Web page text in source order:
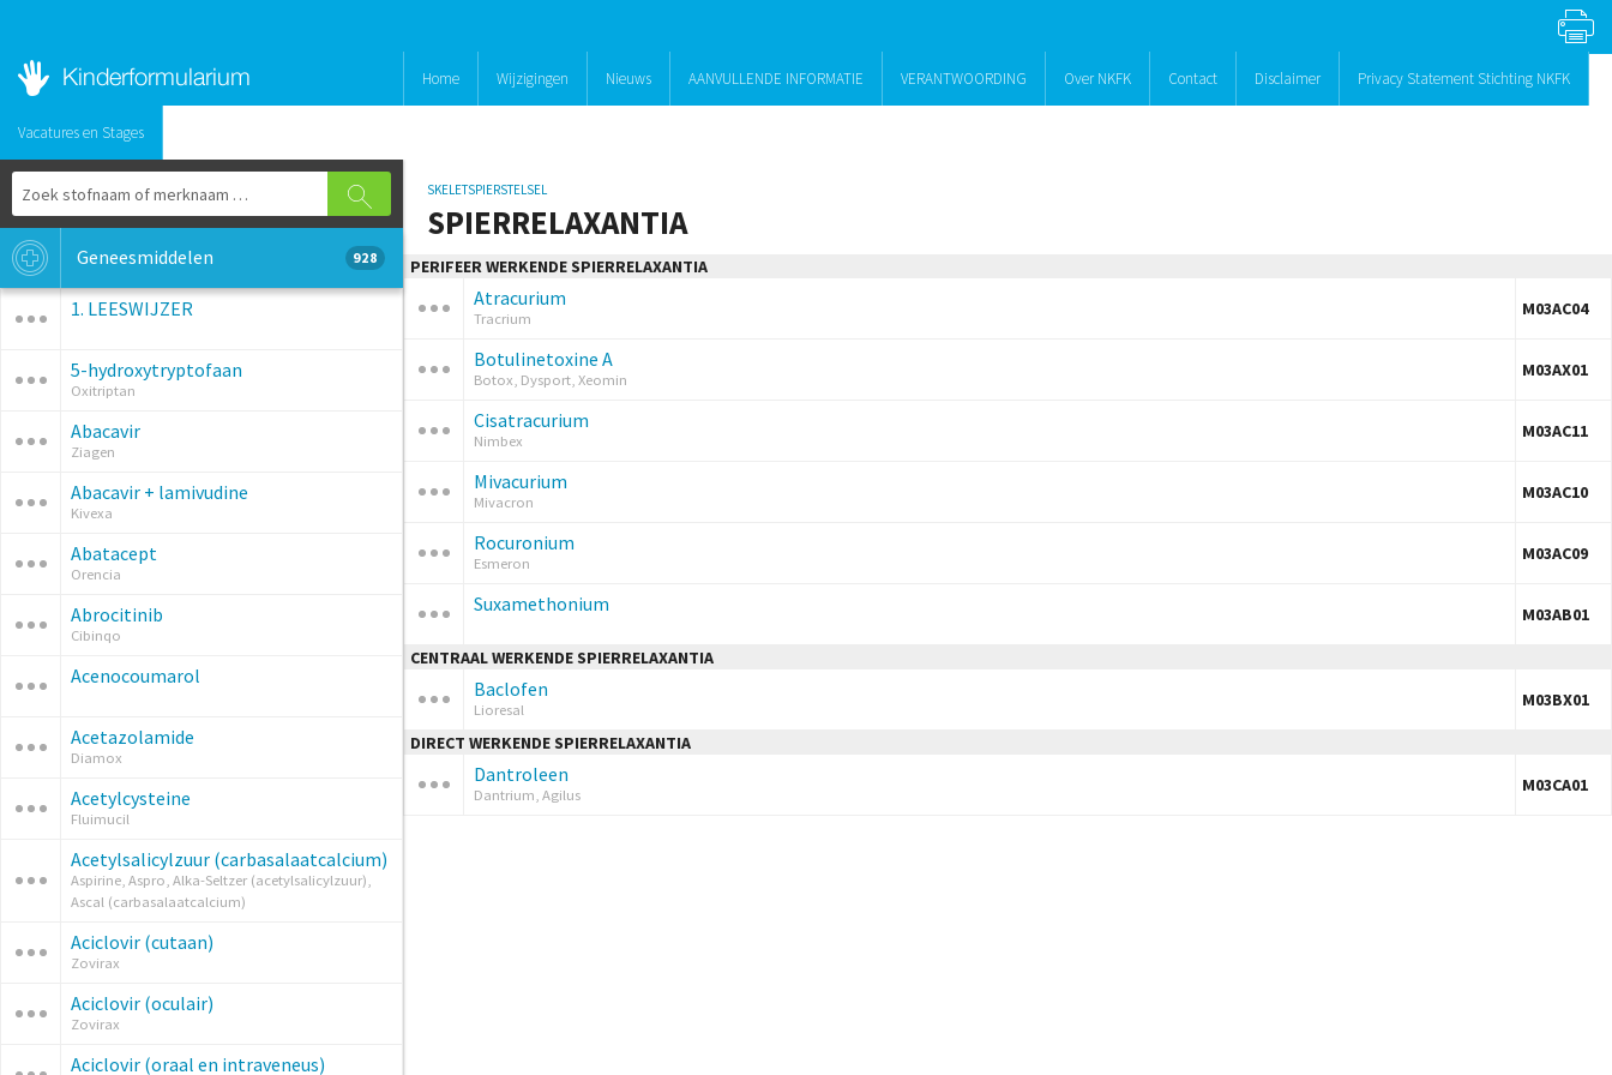
Home Wijzigingen Nieuws AANVULLENDE INFORMATIE VERANTWOORDING Over NKFK Contact Disclaimer Privacy Statement Stichting NKFK
Vacatures en Stages
Geneesmiddelen 928
1. LEESWIJZER
5-hydroxytryptofaan
Oxitriptan
Abacavir
Ziagen
Abacavir + lamivudine
Kivexa
Abatacept
Orencia
Abrocitinib
Cibinqo
Acenocoumarol
Acetazolamide
Diamox
Acetylcysteine
Fluimucil
Acetylsalicylzuur (carbasalaatcalcium)
Aspirine, Aspro, Alka-Seltzer (acetylsalicylzuur),
Ascal (carbasalaatcalcium)
Aciclovir (cutaan)
Zovirax
Aciclovir (oculair)
Zovirax
Aciclovir (oraal en intraveneus)
SKELETSPIERSTELSEL
SPIERRELAXANTIA
PERIFEER WERKENDE SPIERRELAXANTIA
Atracurium
Tracrium M03AC04
Botulinetoxine A
Botox, Dysport, Xeomin M03AX01
Cisatracurium
Nimbex M03AC11
Mivacurium
Mivacron M03AC10
Rocuronium
Esmeron M03AC09
Suxamethonium
M03AB01
CENTRAAL WERKENDE SPIERRELAXANTIA
Baclofen
Lioresal
M03BX01
DIRECT WERKENDE SPIERRELAXANTIA
Dantroleen
Dantrium, Agilus M03CA01